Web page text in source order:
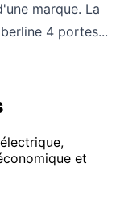
marque. La
4 portes...
et